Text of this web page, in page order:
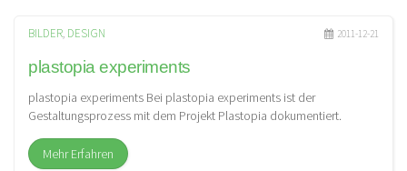
BILDER, DESIGN 2011-12-21
plastopia experiments
plastopia experiments Bei plastopia experiments ist der
Gestaltungsprozess mit dem Projekt Plastopia dokumentiert.
Mehr Erfahren